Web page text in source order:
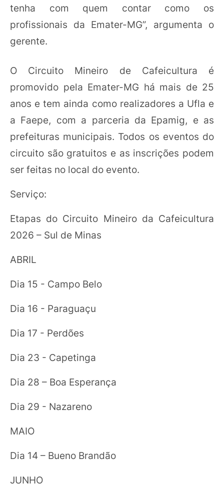
tenha com quem contar como os
profissionais da Emater-MG”, argumenta o
gerente.
O Circuito Mineiro de Cafeicultura é
promovido pela Emater-MG há mais de 25
anos e tem ainda como realizadores a Ufla e
a Faepe, com a parceria da Epamig, e as
prefeituras municipais. Todos os eventos do
circuito são gratuitos e as inscrições podem
ser feitas no local do evento.
Serviço:
Etapas do Circuito Mineiro da Cafeicultura
2026 – Sul de Minas
ABRIL
Dia 15 - Campo Belo
Dia 16 - Paraguaçu
Dia 17 - Perdões
Dia 23 - Capetinga
Dia 28 – Boa Esperança
Dia 29 - Nazareno
MAIO
Dia 14 – Bueno Brandão
JUNHO